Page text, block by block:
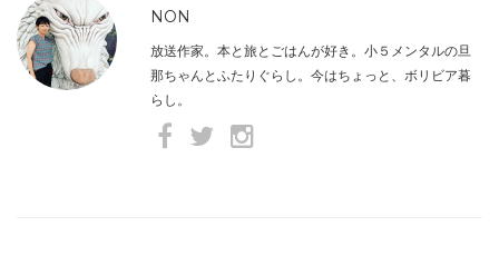
NON
放送作家。本と旅とごはんが好き。小５メンタルの旦
那ちゃんとふたりぐらし。今はちょっと、ボリビア暮
らし。